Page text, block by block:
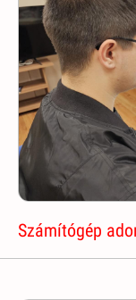
Számítógép